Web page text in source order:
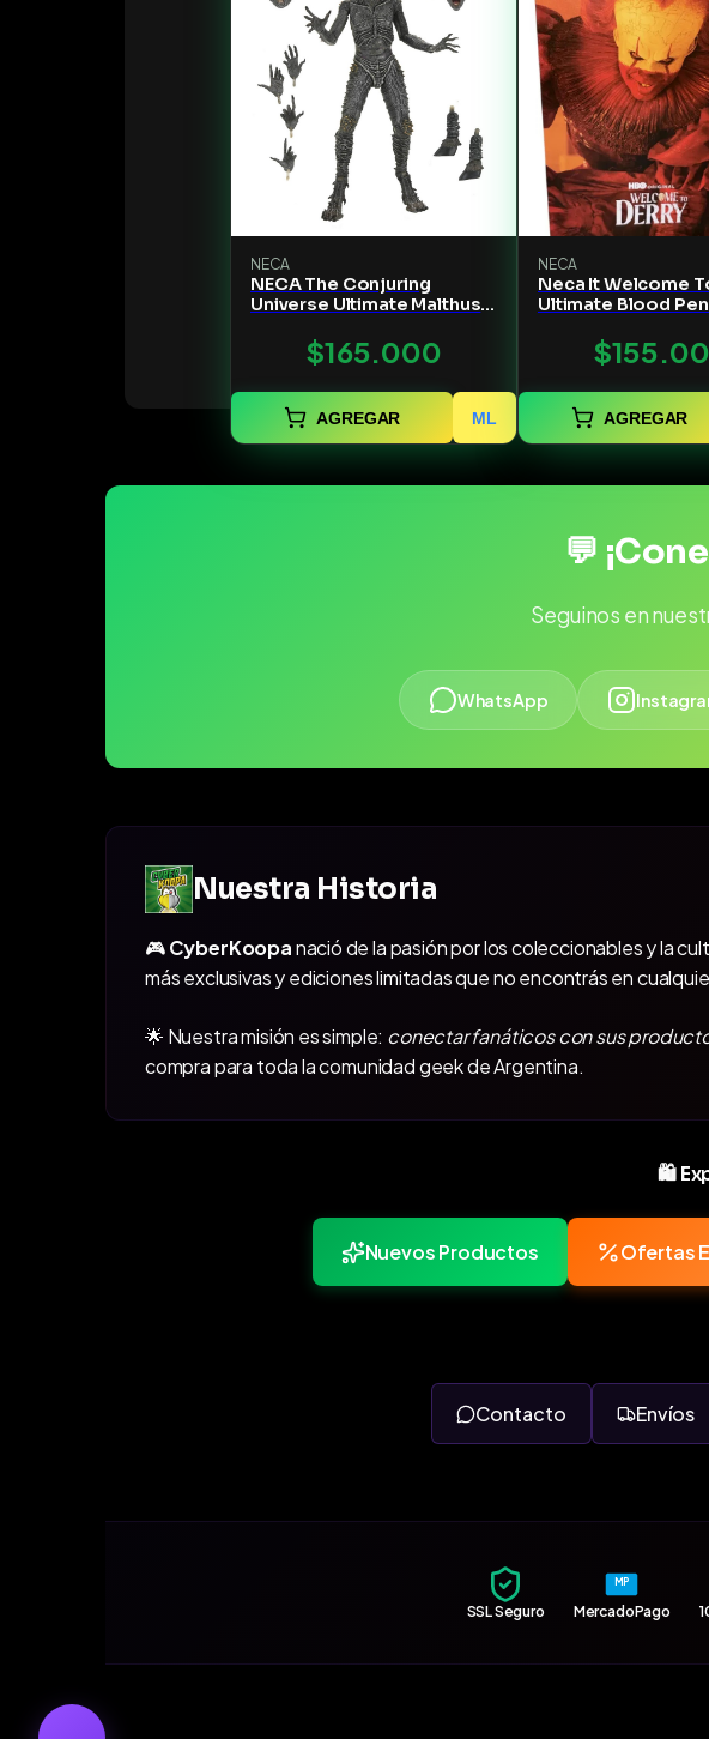
NECA
NECA The Conjuring
Universe Ultimate Malthus
7" Scale$165.000
AGREGAR ML
NECA
Neca It Welcome
Ultimate Blood
AGREGAR
💬
Seguinos en
WhatsApp
Nuestra Historia
🎮CyberKoopanació de la pasión por los coleccionables y la
más exclusivas y ediciones limitadas que no encontrás en
🌟 Nuestra misión es simple: conectar fanáticos con sus
compra para toda la comunidad geek de Argentina.
🛍️
Nuevos Productos Ofertas
Contacto Envíos
SSL Seguro
MP
MercadoPago